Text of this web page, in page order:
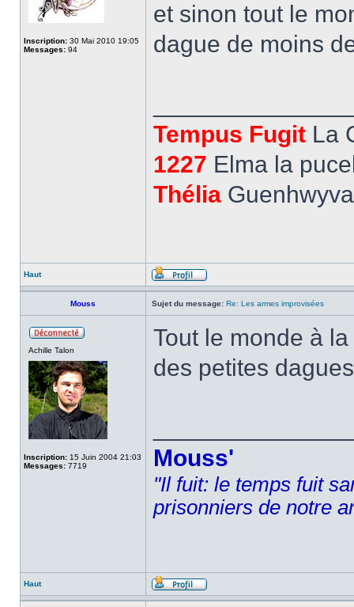
Inscription: 30 Mai 2010 19:05
Messages: 94
et sinon tout le
dague de moins
Tempus Fugit La
1227 Elma la
Thélia
Haut
Mouss Sujet du message: Re: Les armes improvisées
Achille Talon
Inscription: 15 Juin 2004 21:03
Messages: 7719
Tout le monde à
des petites
Mouss'
"Il fuit: le temps fuit
prisonniers de notre
Haut